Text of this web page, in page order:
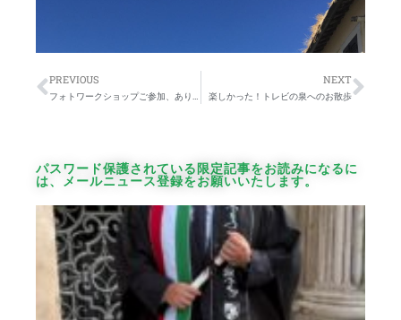
PREVIOUS
フォトワークショップご参加、ありがとうございました
NEXT
楽しかった！トレビの泉へのお散歩
パスワード保護されている限定記事をお読みになるに
は、メールニュース登録をお願いいたします。